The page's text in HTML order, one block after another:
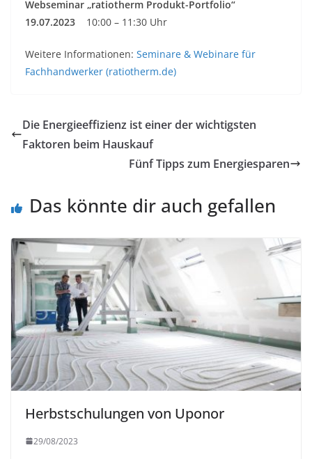
Webseminar „ratiotherm Produkt-Portfolio“
19.07.2023
10:00 – 11:30 Uhr
Weitere Informationen: Seminare & Webinare für
Fachhandwerker (ratiotherm.de)
Die Energieeffizienz ist einer der wichtigsten
Faktoren beim Hauskauf
Fünf Tipps zum Energiesparen
Das könnte dir auch gefallen
Herbstschulungen von Uponor
29/08/2023